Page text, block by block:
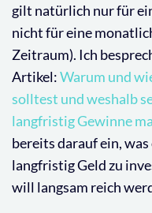
gilt natürlich nur für
nicht für eine
Zeitraum). Ich
Artikel:Warum und
solltest und weshalb
langfristig Gewinne
bereits darauf ein,
langfristig Geld zu
will langsam reich